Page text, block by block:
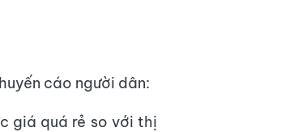
cáo người dân:
giá quá rẻ so với thị